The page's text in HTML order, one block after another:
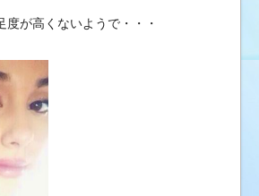
度が高くないようで・・・